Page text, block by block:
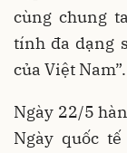
cùng chung
tính đa dạng
của Việt Nam”.
Ngày 22/5
Ngày quốc